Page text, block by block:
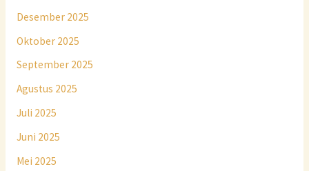
Desember 2025
Oktober 2025
September 2025
Agustus 2025
Juli 2025
Juni 2025
Mei 2025